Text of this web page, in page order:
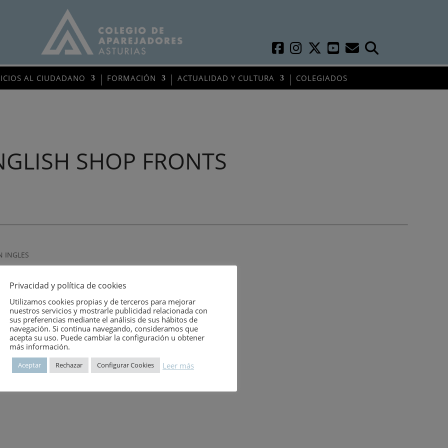
AL CIUDADANO FORMACIÓN ACTUALIDAD Y CULTURA COLEGIADOS
SHOP FRONTS
INGLES
Privacidad y política de cookies
Utilizamos cookies propias y de terceros para mejorar
nuestros servicios y mostrarle publicidad relacionada con
sus preferencias mediante el análisis de sus hábitos de
navegación. Si continua navegando, consideramos que
acepta su uso. Puede cambiar la configuración u obtener
más información.
Aceptar Rechazar Configurar Cookies Leer más